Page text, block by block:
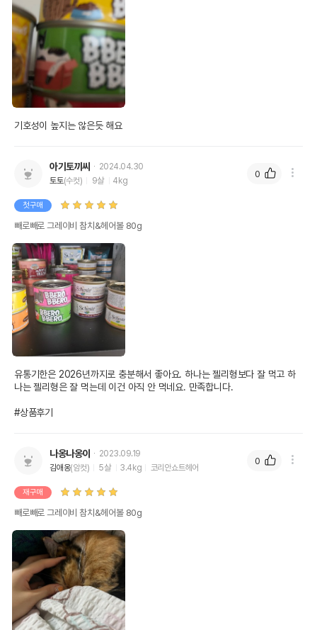
기호성이 높지는 않은듯 해요
아기토끼씨
2024.04.30
토토(수컷) 9살 4kg
첫구매
빼로빼로 그레이비 참치&헤어볼 80g
유통기한은 2026년까지로 충분해서 좋아요. 하나는 젤리형보다 잘 먹고 하
나는 젤리형은 잘 먹는데 이건 아직 안 먹네요. 만족합니다.
#상품후기
0
나옹나옹이
2023.09.19
김애옹(암컷) 5살 3.4kg 코리안쇼트헤어
재구매
빼로빼로 그레이비 참치&헤어볼 80g
0